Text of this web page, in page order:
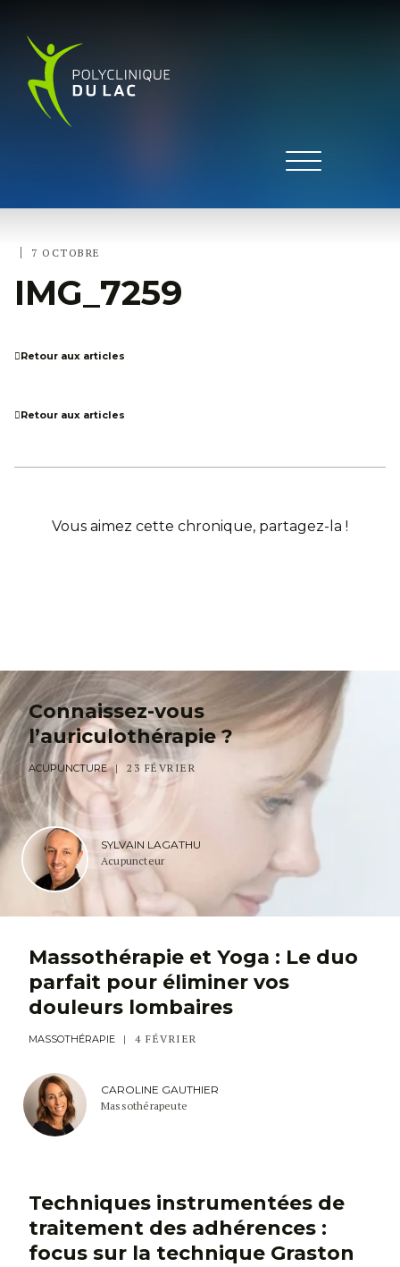
| 7 OCTOBRE
IMG_7259
Retour aux articles
Retour aux articles
Vous aimez cette chronique, partagez-la !
Connaissez-vous
l’auriculothérapie ?
ACUPUNCTURE 23 FÉVRIER
SYLVAIN LAGATHU
Acupuncteur
Massothérapie et Yoga : Le duo
parfait pour éliminer vos
douleurs lombaires
MASSOTHÉRAPIE 4 FÉVRIER
CAROLINE GAUTHIER
Massothérapeute
Techniques instrumentées de
traitement des adhérences :
focus sur la technique Graston